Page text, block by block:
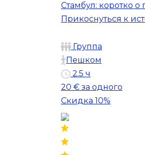
Стамбул: коротко о
Прикоснуться к
Группа
Пешком
2.5 ч
20 € за одного
Скидка 10%